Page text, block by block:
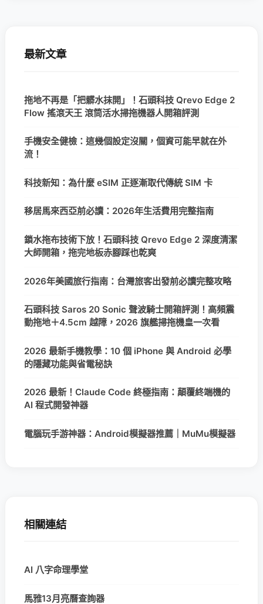
最新文章
拖地不再是「把髒水抹開」！石頭科技 Qrevo Edge 2
Flow 搖滾天王 滾筒活水掃拖機器人開箱評測
手機安全健檢：這幾個設定沒關，個資可能早就在外
流！
科技新知：為什麼 eSIM 正逐漸取代傳統 SIM 卡
移居馬來西亞前必讀：2026年生活費用完整指南
鎖水拖布技術下放！石頭科技 Qrevo Edge 2 深度清潔
大師開箱，拖完地板赤腳踩也乾爽
2026年美國旅行指南：台灣旅客出發前必讀完整攻略
石頭科技 Saros 20 Sonic 聲波騎士開箱評測！高頻震
動拖地＋4.5cm 越障，2026 旗艦掃拖機皇一次看
2026 最新手機教學：10 個 iPhone 與 Android 必學
的隱藏功能與省電秘訣
2026 最新！Claude Code 終極指南：顛覆終端機的
AI 程式開發神器
電腦玩手游神器：Android模擬器推薦｜MuMu模擬器
相關連結
AI 八字命理學堂
馬雅13月亮曆查詢器